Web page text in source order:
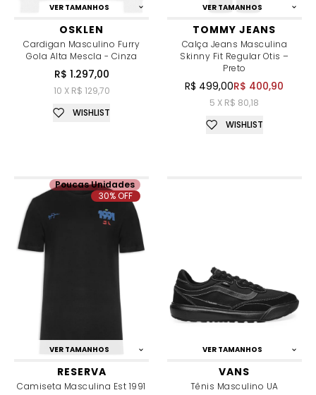
VER TAMANHOS
OSKLEN
Cardigan Masculino Furry
Gola Alta Mescla - Cinza
R$ 1.297,00
10 X R$ 129,70
WISHLIST
VER TAMANHOS
TOMMY JEANS
Calça Jeans Masculina
Skinny Fit Regular Otis –
Preto
R$ 499,00R$ 400,90
5 X R$ 80,18
WISHLIST
VER TAMANHOS
RESERVA
Camiseta Masculina Est 1991
Poucas Unidades
30% OFF
VER TAMANHOS
VANS
Tênis Masculino UA